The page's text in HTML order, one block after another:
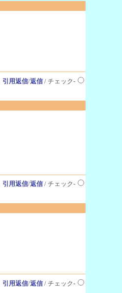
引用返信/返信/ チェック-
引用返信/返信/ チェック-
引用返信/返信/ チェック-